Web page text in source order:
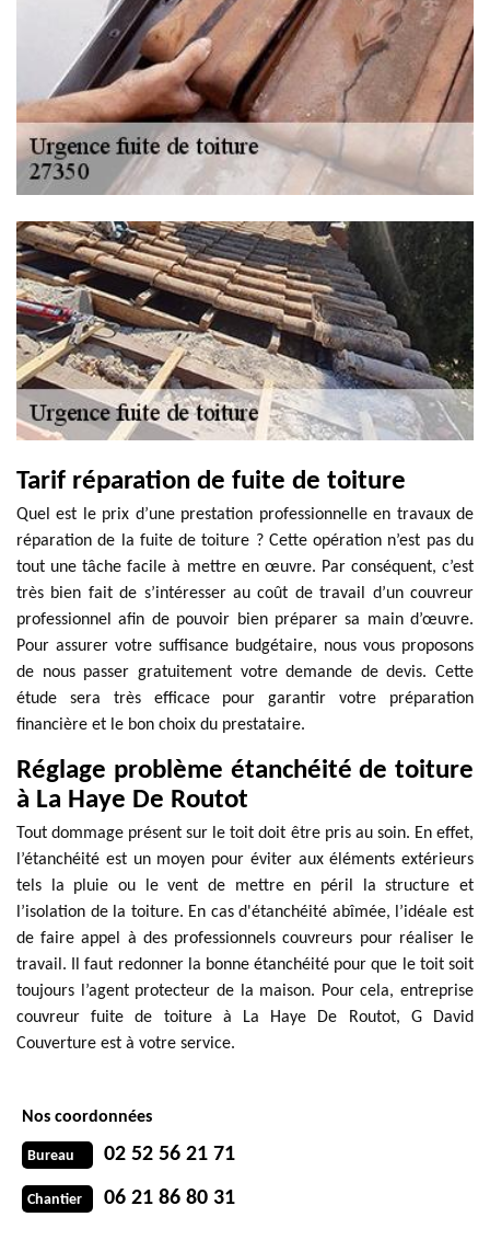
Tarif réparation de fuite de toiture
Quel est le prix d’une prestation professionnelle en travaux de
réparation de la fuite de toiture ? Cette opération n’est pas du
tout une tâche facile à mettre en œuvre. Par conséquent, c’est
très bien fait de s’intéresser au coût de travail d’un couvreur
professionnel afin de pouvoir bien préparer sa main d’œuvre.
Pour assurer votre suffisance budgétaire, nous vous proposons
de nous passer gratuitement votre demande de devis. Cette
étude sera très efficace pour garantir votre préparation
financière et le bon choix du prestataire.
Réglage problème étanchéité de toiture
à La Haye De Routot
Tout dommage présent sur le toit doit être pris au soin. En effet,
l’étanchéité est un moyen pour éviter aux éléments extérieurs
tels la pluie ou le vent de mettre en péril la structure et
l’isolation de la toiture. En cas d'étanchéité abîmée, l’idéale est
de faire appel à des professionnels couvreurs pour réaliser le
travail. Il faut redonner la bonne étanchéité pour que le toit soit
toujours l’agent protecteur de la maison. Pour cela, entreprise
couvreur fuite de toiture à La Haye De Routot, G David
Couverture est à votre service.
Nos coordonnées
Bureau 02 52 56 21 71
Chantier 06 21 86 80 31